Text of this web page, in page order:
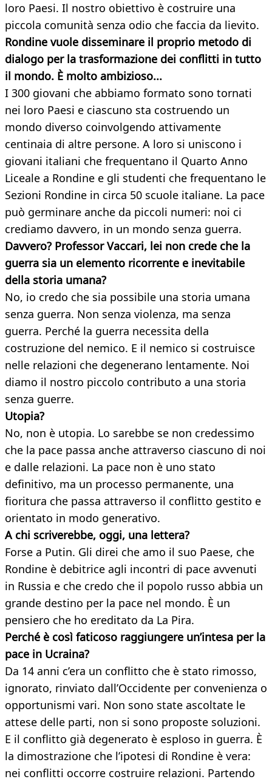
loro Paesi. Il nostro obiettivo è costruire una
piccola comunità senza odio che faccia da lievito.
Rondine vuole disseminare il proprio metodo di
dialogo per la trasformazione dei conflitti in tutto
il mondo. È molto ambizioso...
I 300 giovani che abbiamo formato sono tornati
nei loro Paesi e ciascuno sta costruendo un
mondo diverso coinvolgendo attivamente
centinaia di altre persone. A loro si uniscono i
giovani italiani che frequentano il Quarto Anno
Liceale a Rondine e gli studenti che frequentano le
Sezioni Rondine in circa 50 scuole italiane. La pace
può germinare anche da piccoli numeri: noi ci
crediamo davvero, in un mondo senza guerra.
Davvero? Professor Vaccari, lei non crede che la
guerra sia un elemento ricorrente e inevitabile
della storia umana?
No, io credo che sia possibile una storia umana
senza guerra. Non senza violenza, ma senza
guerra. Perché la guerra necessita della
costruzione del nemico. E il nemico si costruisce
nelle relazioni che degenerano lentamente. Noi
diamo il nostro piccolo contributo a una storia
senza guerre.
Utopia?
No, non è utopia. Lo sarebbe se non credessimo
che la pace passa anche attraverso ciascuno di noi
e dalle relazioni. La pace non è uno stato
definitivo, ma un processo permanente, una
fioritura che passa attraverso il conflitto gestito e
orientato in modo generativo.
A chi scriverebbe, oggi, una lettera?
Forse a Putin. Gli direi che amo il suo Paese, che
Rondine è debitrice agli incontri di pace avvenuti
in Russia e che credo che il popolo russo abbia un
grande destino per la pace nel mondo. È un
pensiero che ho ereditato da La Pira.
Perché è così faticoso raggiungere un’intesa per la
pace in Ucraina?
Da 14 anni c’era un conflitto che è stato rimosso,
ignorato, rinviato dall’Occidente per convenienza o
opportunismi vari. Non sono state ascoltate le
attese delle parti, non si sono proposte soluzioni.
E il conflitto già degenerato è esploso in guerra. È
la dimostrazione che l’ipotesi di Rondine è vera:
nei conflitti occorre costruire relazioni. Partendo